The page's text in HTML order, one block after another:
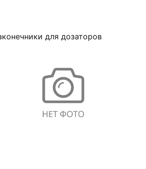
для дозаторов